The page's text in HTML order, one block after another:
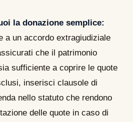
la donazione semplice:
a un accordo extragiudiziale
che il patrimonio
sufficiente a coprire le quote
inserisci clausole di
nello statuto che rendono
delle quote in caso di